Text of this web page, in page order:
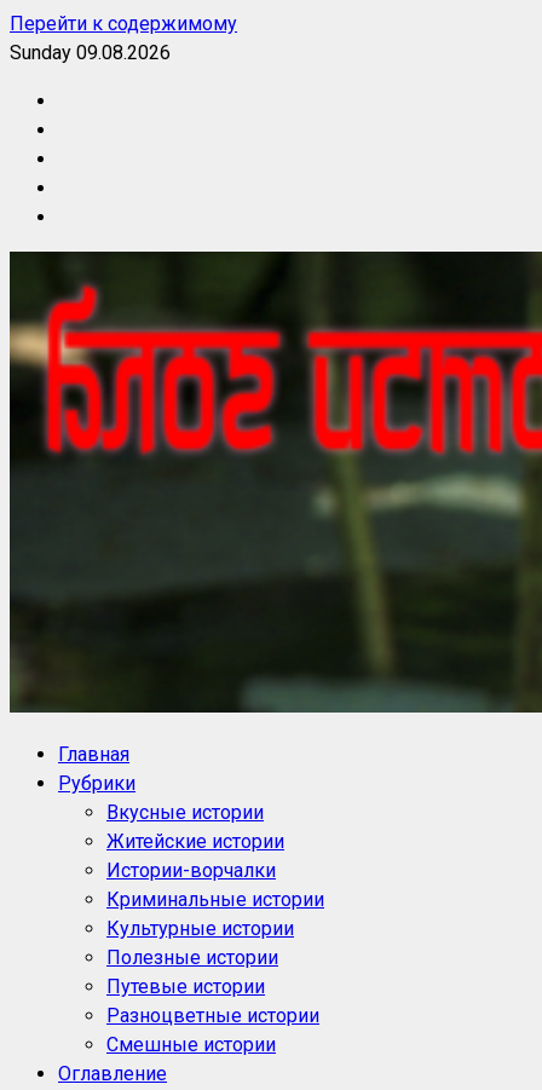
Перейти к содержимому
Sunday 09.08.2026
Блог историй NoorySan
Главная
Рубрики
Вкусные истории
Житейские истории
Истории-ворчалки
Криминальные истории
Культурные истории
Полезные истории
Путевые истории
Разноцветные истории
Смешные истории
Оглавление